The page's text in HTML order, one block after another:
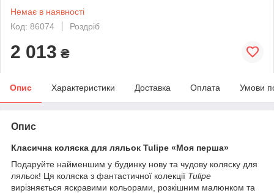
Немає в наявності
Код: 86074
Роздріб
2 013 ₴
Опис Характеристики Доставка Оплата Умови
Опис
Класична коляска для ляльок Tulipe «Моя перша»
Подаруйте найменшим у будинку нову та чудову коляску для
ляльок! Ця коляска з фантастичної колекції Tulipe
вирізняється яскравими кольорами, розкішним малюнком та